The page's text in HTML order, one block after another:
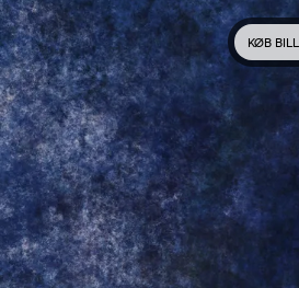
KØB